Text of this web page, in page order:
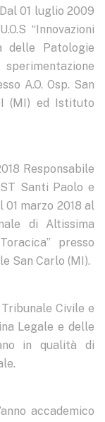
01 luglio 2009
“Innovazioni
delle Patologie
A.O. Osp. San
(MI) ed Istituto
Responsabile
Santi Paolo e
01 marzo 2018 al
di Altissima
presso
San Carlo (MI).
Civile e
Legale e delle
in qualità di
accademico